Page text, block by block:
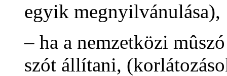
egyik megnyilvánulása),
– ha a nemzetközi
szót állítani,